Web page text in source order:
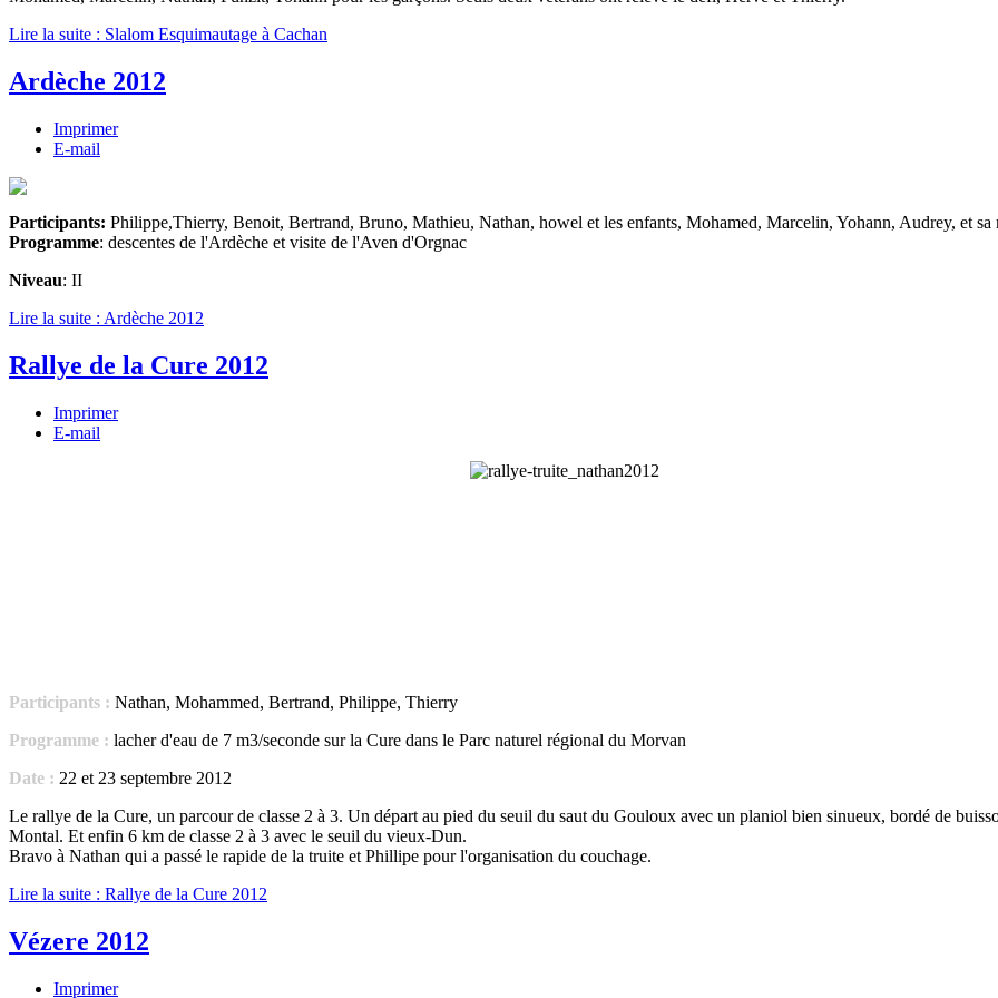
Lire la suite : Slalom Esquimautage à Cachan
Ardèche 2012
Imprimer
E-mail
Participants: Philippe,Thierry, Benoit, Bertrand, Bruno, Mathieu, Nathan, howel et les enfants, Mohamed, Marcelin, Yohann, Audrey, et sa
Programme: descentes de l'Ardèche et visite de l'Aven d'Orgnac
Niveau: II
Lire la suite : Ardèche 2012
Rallye de la Cure 2012
Imprimer
E-mail
Participants : Nathan, Mohammed, Bertrand, Philippe, Thierry
Programme : lacher d'eau de 7 m3/seconde sur la Cure dans le Parc naturel régional du Morvan
Date : 22 et 23 septembre 2012
Le rallye de la Cure, un parcour de classe 2 à 3. Un départ au pied du seuil du saut du Gouloux avec un planiol bien sinueux, bordé de
Montal. Et enfin 6 km de classe 2 à 3 avec le seuil du vieux-Dun.
Bravo à Nathan qui a passé le rapide de la truite et Phillipe pour l'organisation du couchage.
Lire la suite : Rallye de la Cure 2012
Vézere 2012
Imprimer